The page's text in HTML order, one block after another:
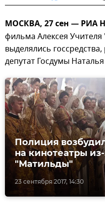
МОСКВА, 27 сен — РИА
фильма Алексея
выделялись
депутат Госдумы
23 сентября 2017, 14:30
Полиция
на кинотеатры
"Матильды"